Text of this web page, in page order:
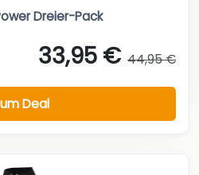
Dreier-Pack
33,95 € 44,95 €
Deal